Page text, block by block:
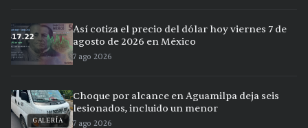
Así cotiza el precio del dólar hoy viernes 7 de
agosto de 2026 en México
7 ago 2026
GALERÍA
Choque por alcance en Aguamilpa deja seis
lesionados, incluido un menor
7 ago 2026